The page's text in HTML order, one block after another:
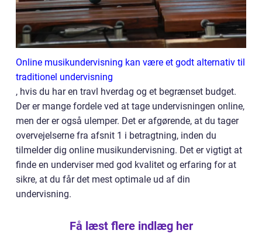
Online musikundervisning kan være et godt alternativ til
traditionel undervisning
, hvis du har en travl hverdag og et begrænset budget.
Der er mange fordele ved at tage undervisningen online,
men der er også ulemper. Det er afgørende, at du tager
overvejelserne fra afsnit 1 i betragtning, inden du
tilmelder dig online musikundervisning. Det er vigtigt at
finde en underviser med god kvalitet og erfaring for at
sikre, at du får det mest optimale ud af din
undervisning.
Få læst flere indlæg her